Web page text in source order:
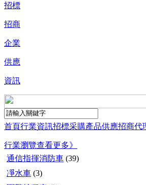
招標
招商
企業
供應
資訊
首頁行業資訊招標采購產品供應招商代
行業瀏覽查看更多》
通信指揮消防車 (39)
凈水車 (3)